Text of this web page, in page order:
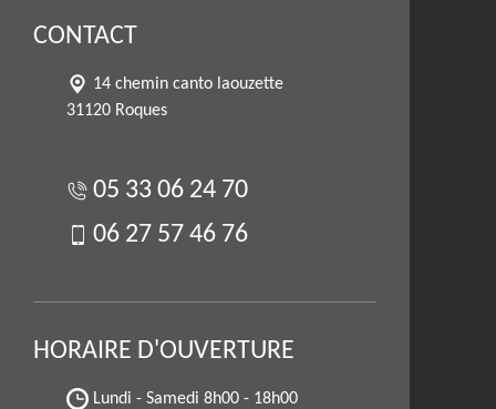
CONTACT
14 chemin canto laouzette
31120 Roques
05 33 06 24 70
06 27 57 46 76
HORAIRE D'OUVERTURE
Lundi - Samedi 8h00 - 18h00